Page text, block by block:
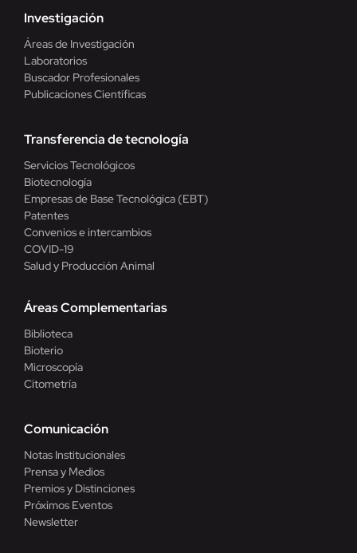
Investigación
Áreas de Investigación
Laboratorios
Buscador Profesionales
Publicaciones Científicas
Transferencia de tecnología
Servicios Tecnológicos
Biotecnología
Empresas de Base Tecnológica (EBT)
Patentes
Convenios e intercambios
COVID-19
Salud y Producción Animal
Áreas Complementarias
Biblioteca
Bioterio
Microscopía
Citometría
Comunicación
Notas Institucionales
Prensa y Medios
Premios y Distinciones
Próximos Eventos
Newsletter